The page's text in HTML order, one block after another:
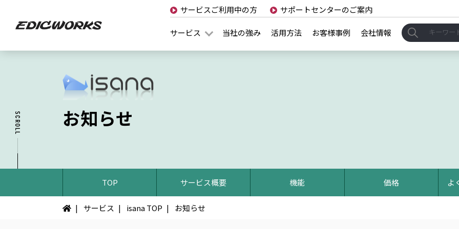
サービスご利用中の方 サポートセンターのご案内
サービス 当社の強み 活用方法 お客様事例 会社情報
お知らせ
TOP サービス概要 機能 価格 よ
サービス isana TOP お知らせ